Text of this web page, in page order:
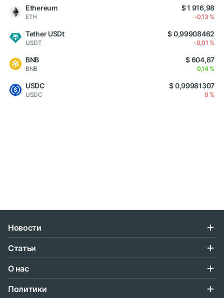
Ethereum
ETH
$ 1 916,98
-0,13 %
Tether USDt
USDT
$ 0,99908462
-0,01 %
BNB
BNB
$ 604,87
0,14 %
USDC
USDC
$ 0,99981307
0 %
Новости
Статьи
О нас
Политики